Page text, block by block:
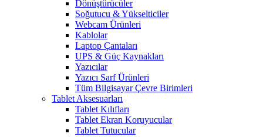
Dönüştürücüler
Soğutucu & Yükselticiler
Webcam Ürünleri
Kablolar
Laptop Çantaları
UPS & Güç Kaynakları
Yazıcılar
Yazıcı Sarf Ürünleri
Tüm Bilgisayar Çevre Birimleri
Tablet Aksesuarları
Tablet Kılıfları
Tablet Ekran Koruyucular
Tablet Tutucular